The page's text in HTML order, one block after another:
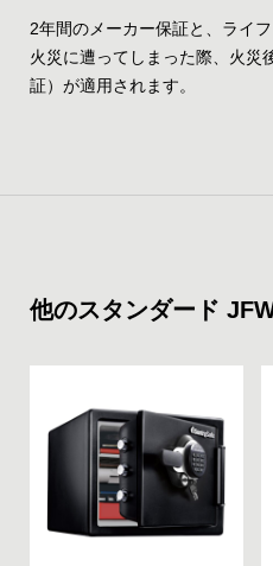
2年間のメーカー保証と、ライ
火災に遭ってしまった際、火災
証）が適用されます。
他のスタンダード